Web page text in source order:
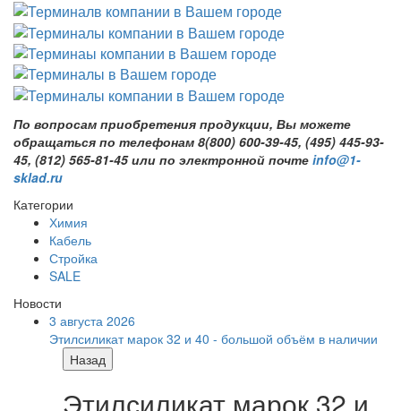
По вопросам приобретения продукции, Вы можете
обращаться по телефонам 8(800) 600-39-45, (495) 445-93-
45, (812) 565-81-45 или по электронной почте info@1-
sklad.ru
Категории
Химия
Кабель
Стройка
SALE
Новости
3 августа 2026
Этилсиликат марок 32 и 40 - большой объём в наличии
Назад
Этилсиликат марок 32 и